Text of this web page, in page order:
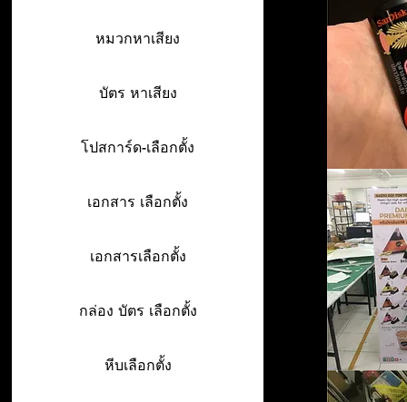
หมวกหาเสียง
บัตร หาเสียง
โปสการ์ด-เลือกตั้ง
เอกสาร เลือกตั้ง
เอกสารเลือกตั้ง
กล่อง บัตร เลือกตั้ง
หีบเลือกตั้ง